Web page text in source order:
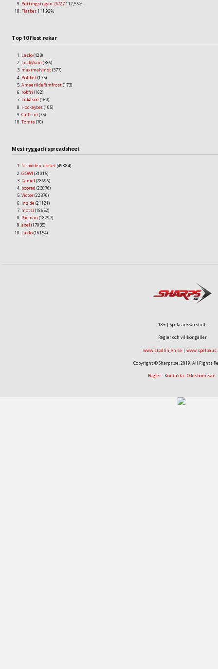
Bettingstugan 26/27112,55%
Flatbet111,92%
Top 10 flest rekar
Lazlo(423)
LuckySam (386)
maximalvinst(377)
Bollbet(175)
AmaerildeRimfrost(173)
robfri (162)
Lukasoe (160)
Hockeybet(105)
CalPrim (75)
Tomte (70)
Mest ryggad i spreadsheet
forbidden_closet(49884)
GOWI (31015)
Daniel (28696)
boored (23076)
Victor(22370)
Inside (21121)
motsi (18652)
Pacman (18297)
axel (17035)
Lazlo(16154)
18+ | Spela ansvarsfullt
Regler och villkor gäller
www.stodlinjen.se |
Copyright © Sharps.se, 2019. All Rights
Regler Kontakta Oddsbonusar